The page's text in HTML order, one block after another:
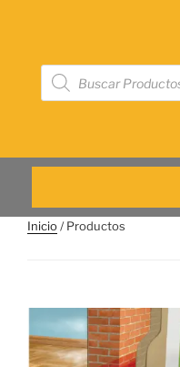
Inicio/ Productos